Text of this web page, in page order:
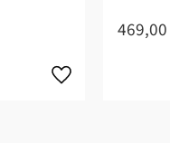
469,00